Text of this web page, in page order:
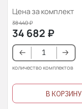
Цена за комплект
38 440₽
34 682 ₽
количество комплектов
В КОРЗИНУ